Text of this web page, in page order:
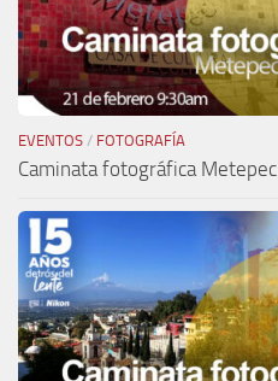
EVENTOS / FOTOGRAFÍA
Caminata fotográfica Metepec